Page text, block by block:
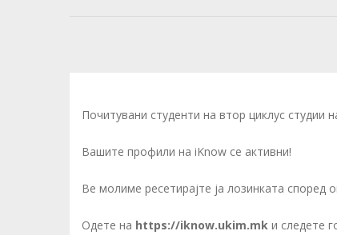
Почитувани студенти на втор циклус студии
Вашите профили на iKnow се активни!
Ве молиме ресетирајте ја лозинката според
Одете на https://iknow.ukim.mk и следeте